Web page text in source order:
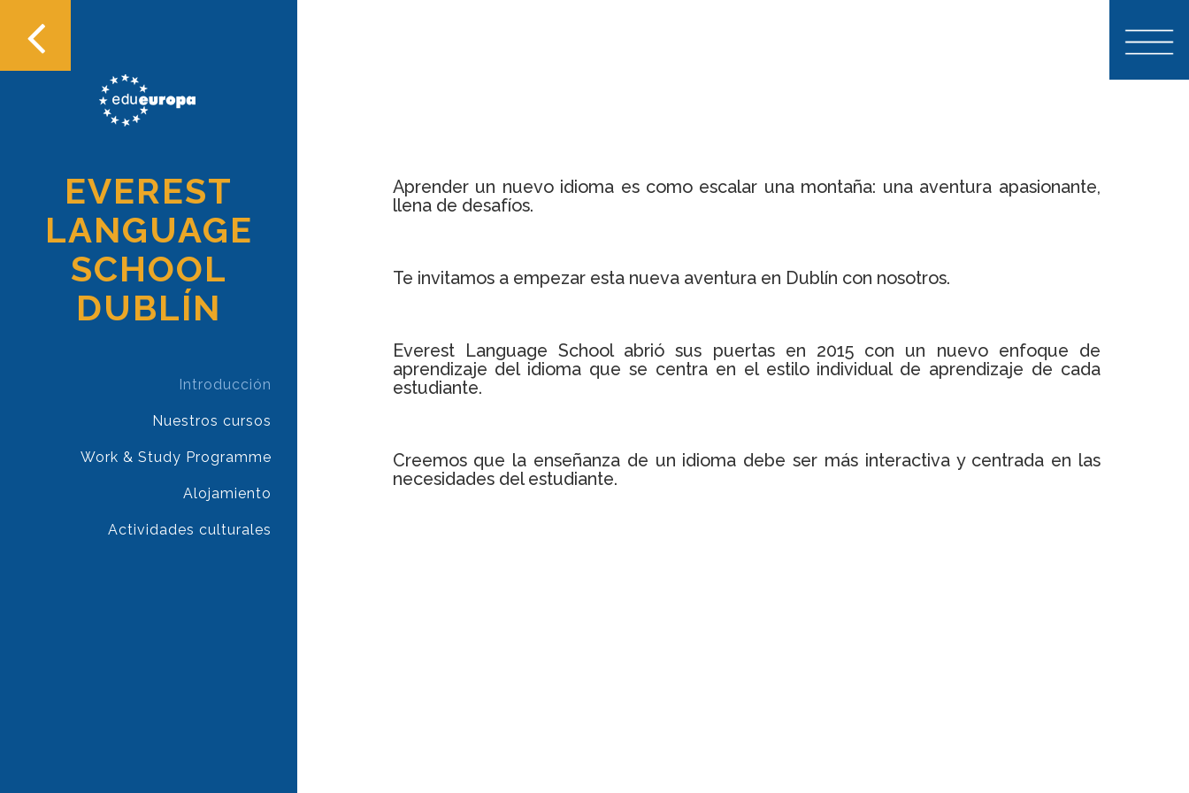
EVEREST
LANGUAGE
SCHOOL
DUBLÍN
Introducción
Nuestros cursos
Work & Study Programme
Alojamiento
Actividades culturales
Aprender un nuevo idioma es como escalar una montaña: una aventura apasionante,
llena de desafíos.
Te invitamos a empezar esta nueva aventura en Dublín con nosotros.
Everest Language School abrió sus puertas en 2015 con un nuevo enfoque de
aprendizaje del idioma que se centra en el estilo individual de aprendizaje de cada
estudiante.
Creemos que la enseñanza de un idioma debe ser más interactiva y centrada en las
necesidades del estudiante.